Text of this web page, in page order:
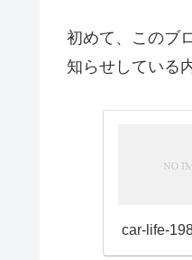
初めて、このブ
知らせしている
car-life-